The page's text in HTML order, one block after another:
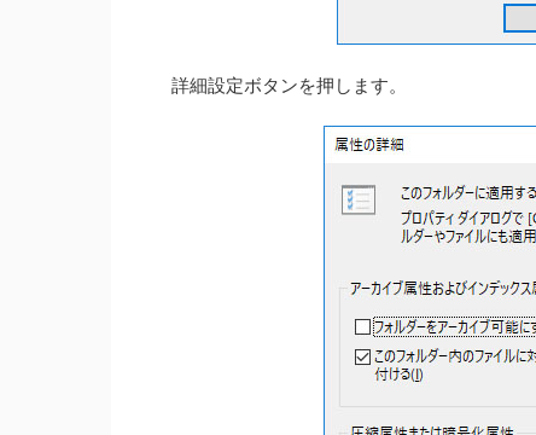
詳細設定ボタンを押します。